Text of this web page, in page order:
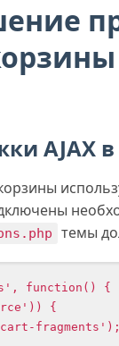
AJAX
темы
function() {